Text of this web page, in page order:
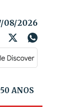
08/2026
ANOS